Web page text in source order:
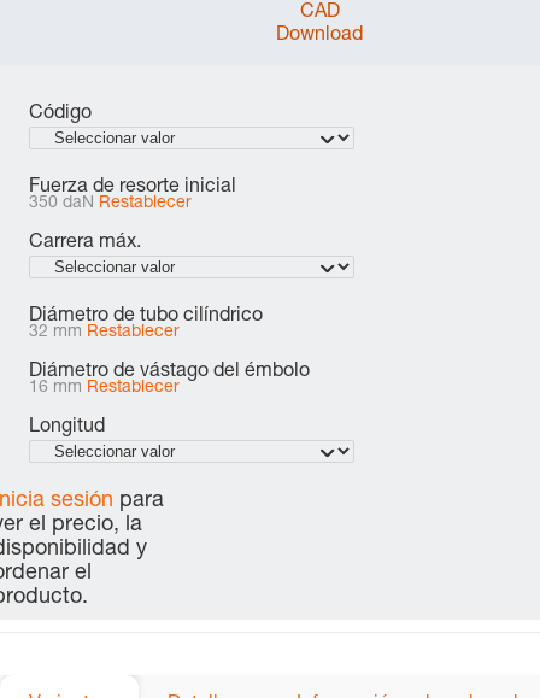
CAD
Download
Código
Fuerza de resorte inicial
350 daN Restablecer
Carrera máx.
Diámetro de tubo cilíndrico
32 mm Restablecer
Diámetro de vástago del émbolo
16 mm Restablecer
Longitud
sesión para
el precio, la
y
el